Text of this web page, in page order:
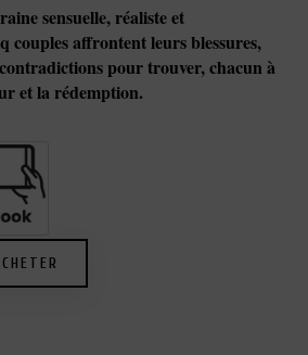
sensuelle, réaliste et
couples affrontent leurs blessures,
pour trouver, chacun à
et la rédemption.
E-book